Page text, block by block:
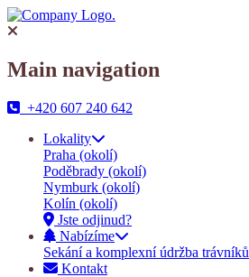
Main navigation
+420 607 240 642
Lokality
Praha (okolí)
Poděbrady (okolí)
Nymburk (okolí)
Kolín (okolí)
Jste odjinud?
Nabízíme
Sekání a komplexní údržba trávníků
Kontakt